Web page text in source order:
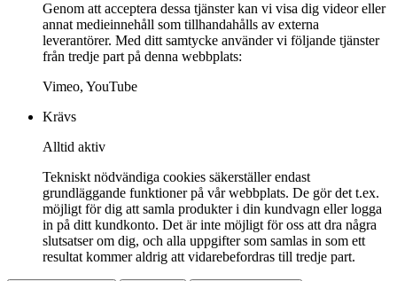
Genom att acceptera dessa tjänster kan vi visa dig videor eller
annat medieinnehåll som tillhandahålls av externa
leverantörer. Med ditt samtycke använder vi följande tjänster
från tredje part på denna webbplats:
Vimeo, YouTube
Krävs
Alltid aktiv
Tekniskt nödvändiga cookies säkerställer endast
grundläggande funktioner på vår webbplats. De gör det t.ex.
möjligt för dig att samla produkter i din kundvagn eller logga
in på ditt kundkonto. Det är inte möjligt för oss att dra några
slutsatser om dig, och alla uppgifter som samlas in som ett
resultat kommer aldrig att vidarebefordras till tredje part.